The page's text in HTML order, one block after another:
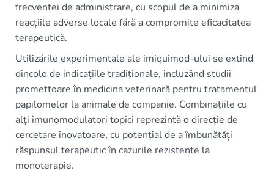
frecvenței de administrare, cu scopul de a minimiza
reacțiile adverse locale fără a compromite eficacitatea
terapeutică.
Utilizările experimentale ale imiquimod-ului se extind
dincolo de indicațiile tradiționale, incluzând studii
prometțoare în medicina veterinară pentru tratamentul
papilomelor la animale de companie. Combinațiile cu
alți imunomodulatori topici reprezintă o direcție de
cercetare inovatoare, cu potențial de a îmbunătăți
răspunsul terapeutic în cazurile rezistente la
monoterapie.